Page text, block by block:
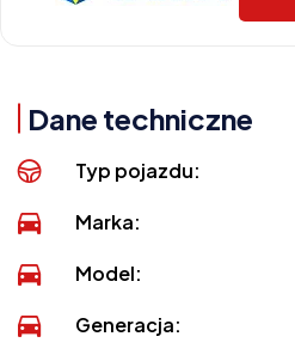
Dane techniczne
Typ pojazdu:
Marka:
Model:
Generacja: